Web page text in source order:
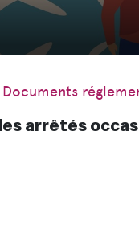
Documents
arrêtés